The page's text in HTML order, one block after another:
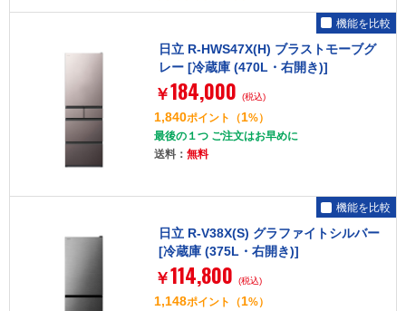
日立 R-HWS47X(H) ブラストモーブグ
レー [冷蔵庫 (470L・右開き)]
￥184,000 (税込)
1,840ポイント （1%）
最後の１つ ご注文はお早めに
送料： 無料
機能を比較
日立 R-V38X(S) グラファイトシルバー
[冷蔵庫 (375L・右開き)]
￥114,800 (税込)
1,148ポイント （1%）
機能を比較